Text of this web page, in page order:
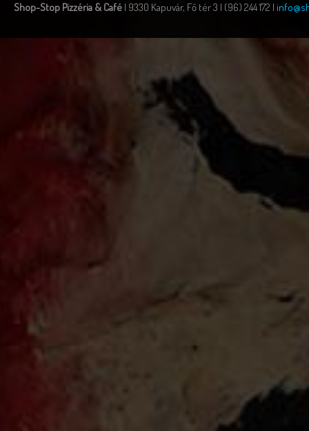
Shop-Stop Pizzéria & Café | 9330 Kapuvár, Fő tér 3 | (96) 244 172 |